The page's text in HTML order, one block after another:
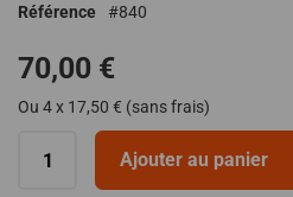
de
Galerie
Référence 840
70,00 €
Ou 4 x 17,50 € (sans frais)
Ajouter au panier